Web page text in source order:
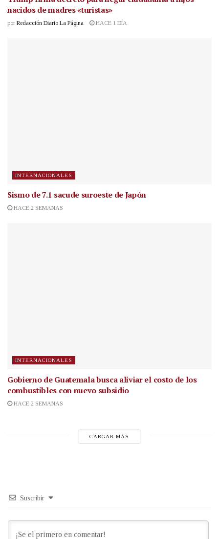
nacidos de madres «turistas»
por Redacción Diario La Página HACE 1 DÍA
INTERNACIONALES
Sismo de 7.1 sacude suroeste de Japón
HACE 2 SEMANAS
INTERNACIONALES
Gobierno de Guatemala busca aliviar el costo de los
combustibles con nuevo subsidio
HACE 2 SEMANAS
CARGAR MÁS
Suscribir